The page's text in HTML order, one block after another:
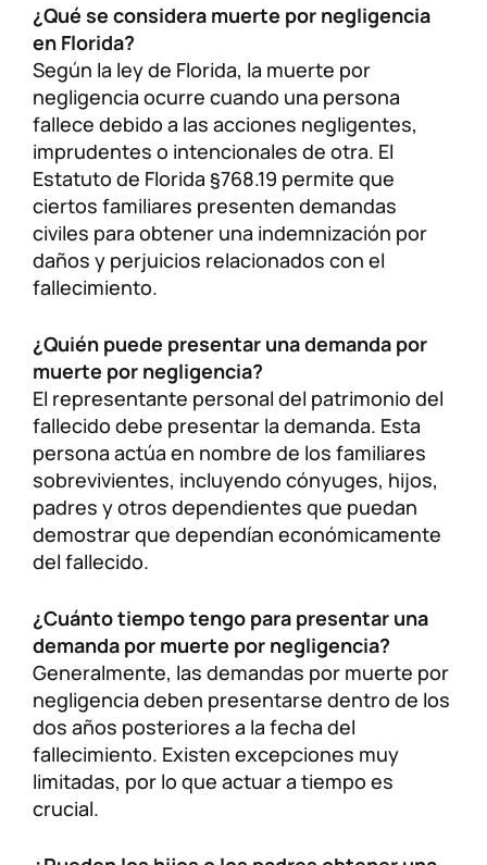
¿Qué se considera muerte por negligencia
en Florida?
Según la ley de Florida, la muerte por
negligencia ocurre cuando una persona
fallece debido a las acciones negligentes,
imprudentes o intencionales de otra. El
Estatuto de Florida §768.19 permite que
ciertos familiares presenten demandas
civiles para obtener una indemnización por
daños y perjuicios relacionados con el
fallecimiento.
¿Quién puede presentar una demanda por
muerte por negligencia?
El representante personal del patrimonio del
fallecido debe presentar la demanda. Esta
persona actúa en nombre de los familiares
sobrevivientes, incluyendo cónyuges, hijos,
padres y otros dependientes que puedan
demostrar que dependían económicamente
del fallecido.
¿Cuánto tiempo tengo para presentar una
demanda por muerte por negligencia?
Generalmente, las demandas por muerte por
negligencia deben presentarse dentro de los
dos años posteriores a la fecha del
fallecimiento. Existen excepciones muy
limitadas, por lo que actuar a tiempo es
crucial.